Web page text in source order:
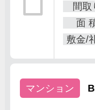
間取
面
敷金/
マンション